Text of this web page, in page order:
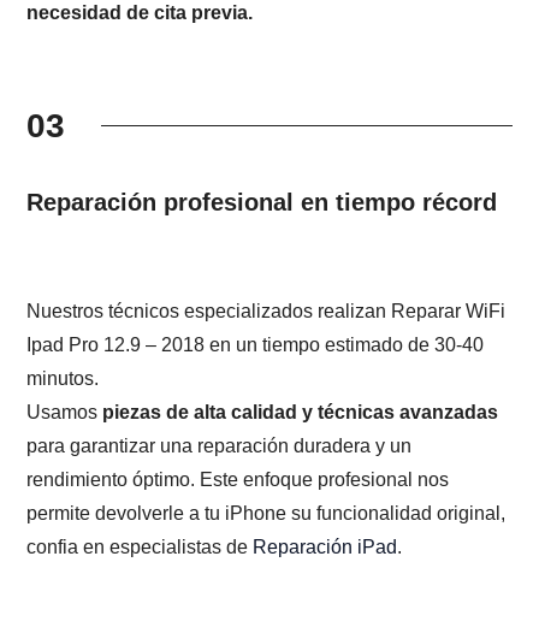
necesidad de cita previa.
03
Reparación profesional en tiempo récord
Nuestros técnicos especializados realizan Reparar WiFi
Ipad Pro 12.9 – 2018 en un tiempo estimado de 30-40
minutos.
Usamos piezas de alta calidad y técnicas avanzadas
para garantizar una reparación duradera y un
rendimiento óptimo. Este enfoque profesional nos
permite devolverle a tu iPhone su funcionalidad original,
confia en especialistas de Reparación iPad.